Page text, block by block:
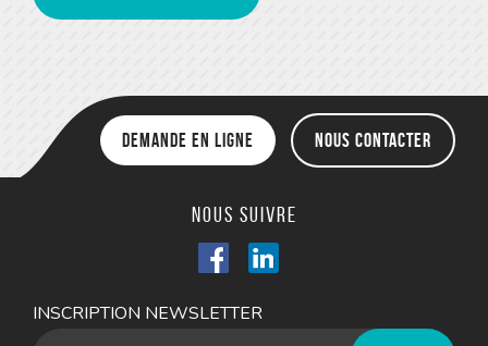
Demande en ligne Nous contacter
Nous suivre
INSCRIPTION NEWSLETTER